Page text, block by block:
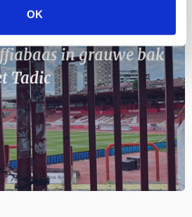
OK
in grauwe bak
Tadic